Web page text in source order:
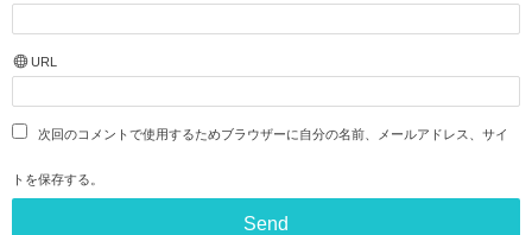
URL
次回のコメントで使用するためブラウザーに自分の名前、メールアドレス、サイ
トを保存する。